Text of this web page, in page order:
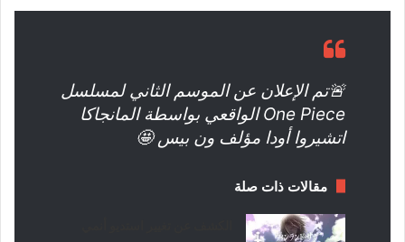
🚨تم الإعلان عن الموسم الثاني لمسلسل
One Piece الواقعي بواسطة المانجاكا
اتشيروا أودا مؤلف ون بيس 🤩
مقالات ذات صلة